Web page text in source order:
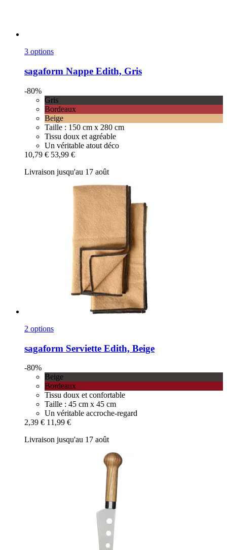
3 options
sagaform Nappe Edith, Gris
-80%
Gris
Bordeaux
Beige
Taille : 150 cm x 280 cm
Tissu doux et agréable
Un véritable atout déco
10,79 € 53,99 €
Livraison jusqu'au 17 août
2 options
sagaform Serviette Edith, Beige
-80%
Beige
Bordeaux
Tissu doux et confortable
Taille : 45 cm x 45 cm
Un véritable accroche-regard
2,39 € 11,99 €
Livraison jusqu'au 17 août